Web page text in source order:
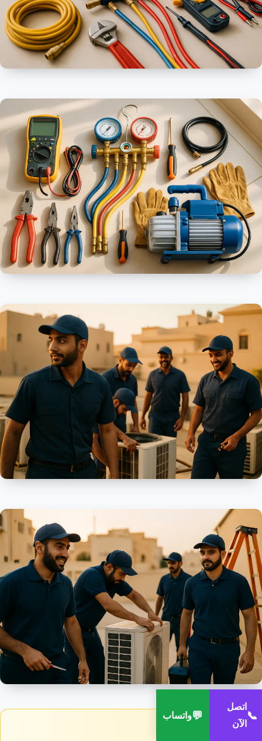
💡 نصيحة اليوم
📞
اتصل
الآن
💬واتساب